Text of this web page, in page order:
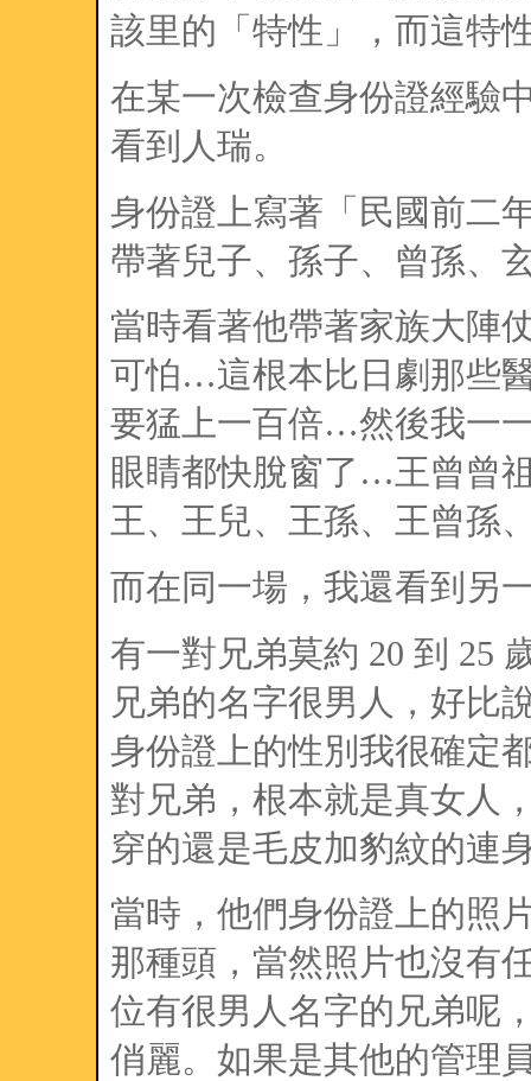
該里的「特性」，而這特
在某一次檢查身份證經驗
看到人瑞。
身份證上寫著「民國前二
帶著兒子、孫子、曾孫、
當時看著他帶著家族大陣
可怕…這根本比日劇那些
要猛上一百倍…然後我一
眼睛都快脫窗了…王曾曾
王、王兒、王孫、王曾孫
而在同一場，我還看到另
有一對兄弟莫約 20 到 25
兄弟的名字很男人，好比
身份證上的性別我很確定
對兄弟，根本就是真女人
穿的還是毛皮加豹紋的連
當時，他們身份證上的照
那種頭，當然照片也沒有
位有很男人名字的兄弟呢
俏麗。如果是其他的管理